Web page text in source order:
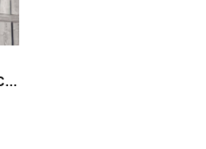
ROCKSPRING, LES CHAUSSURES TRESSÉES À LA MAIN